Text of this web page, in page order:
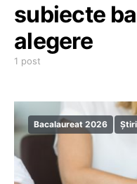
subiecte
alegere
1 post
Bacalaureat 2026 Știri